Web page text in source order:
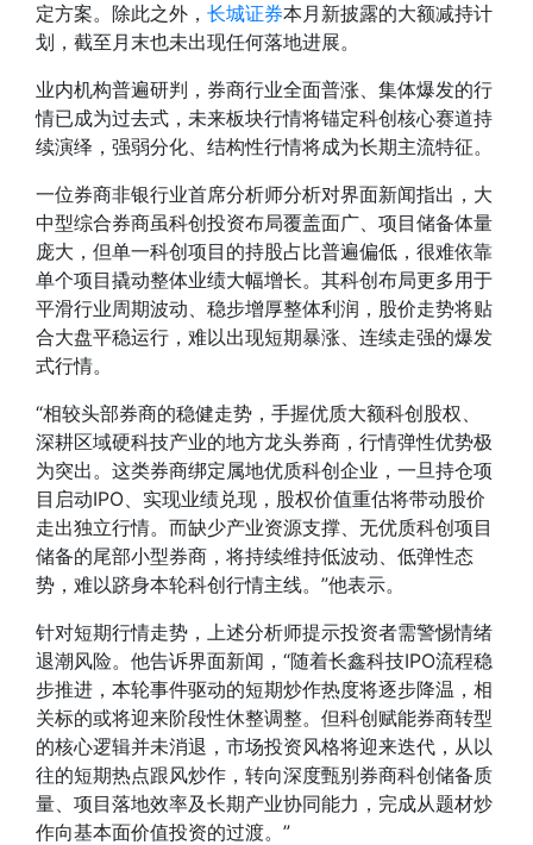
定方案。除此之外， 长城证券本月新披露的大额减持计
划，截至月末也未出现任何落地进展。
业内机构普遍研判，券商行业全面普涨、集体爆发的行
情已成为过去式，未来板块行情将锚定科创核心赛道持
续演绎，强弱分化、结构性行情将成为长期主流特征。
一位券商非银行业首席分析师分析对界面新闻指出，大
中型综合券商虽科创投资布局覆盖面广、项目储备体量
庞大，但单一科创项目的持股占比普遍偏低，很难依靠
单个项目撬动整体业绩大幅增长。其科创布局更多用于
平滑行业周期波动、稳步增厚整体利润，股价走势将贴
合大盘平稳运行，难以出现短期暴涨、连续走强的爆发
式行情。
“相较头部券商的稳健走势，手握优质大额科创股权、
深耕区域硬科技产业的地方龙头券商，行情弹性优势极
为突出。这类券商绑定属地优质科创企业，一旦持仓项
目启动IPO、实现业绩兑现，股权价值重估将带动股价
走出独立行情。而缺少产业资源支撑、无优质科创项目
储备的尾部小型券商，将持续维持低波动、低弹性态
势，难以跻身本轮科创行情主线。”他表示。
针对短期行情走势，上述分析师提示投资者需警惕情绪
退潮风险。他告诉界面新闻，“随着长鑫科技IPO流程稳
步推进，本轮事件驱动的短期炒作热度将逐步降温，相
关标的或将迎来阶段性休整调整。但科创赋能券商转型
的核心逻辑并未消退，市场投资风格将迎来迭代，从以
往的短期热点跟风炒作，转向深度甄别券商科创储备质
量、项目落地效率及长期产业协同能力，完成从题材炒
作向基本面价值投资的过渡。”